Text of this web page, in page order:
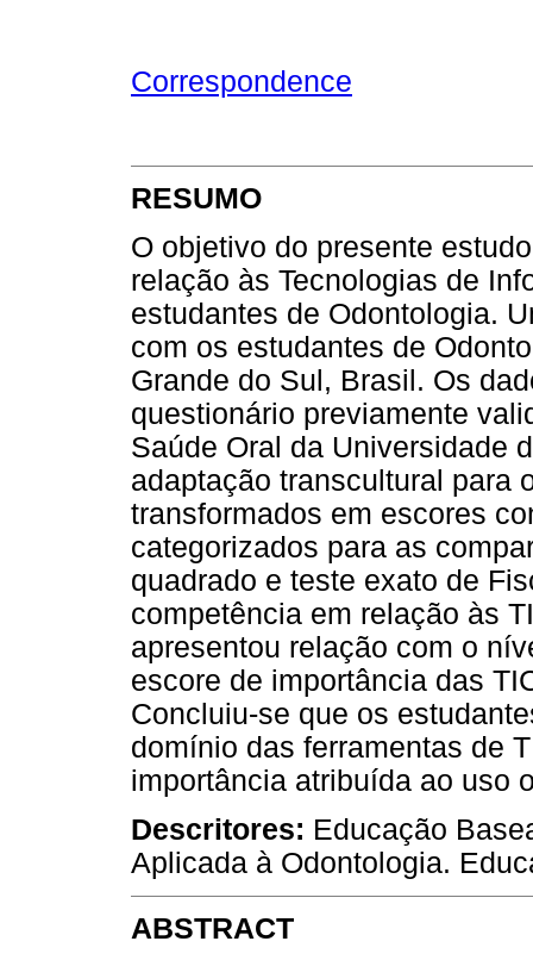
Correspondence
RESUMO
O objetivo do presente
relação às Tecnologias de
estudantes de Odontologia.
com os estudantes de
Grande do Sul, Brasil. Os
questionário previamente
Saúde Oral da Universidade
adaptação transcultural para
transformados em escores
categorizados para as
quadrado e teste exato de
competência em relação às
apresentou relação com o
escore de importância das
Concluiu-se que os
domínio das ferramentas de
importância atribuída ao uso
Descritores: Educação
Aplicada à Odontologia.
ABSTRACT